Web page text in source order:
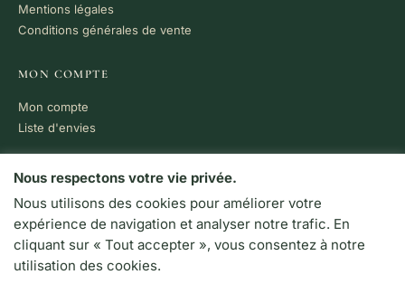
Mentions légales
Conditions générales de vente
MON COMPTE
Mon compte
Liste d'envies
PAIEMENT 100% SÉCURISÉ
VISA MC CB
LIVRAISON RAPIDE
Colissimo · Chronopost
Nous respectons votre vie privée.
Nous utilisons des cookies pour améliorer votre
expérience de navigation et analyser notre trafic. En
cliquant sur « Tout accepter », vous consentez à notre
utilisation des cookies.